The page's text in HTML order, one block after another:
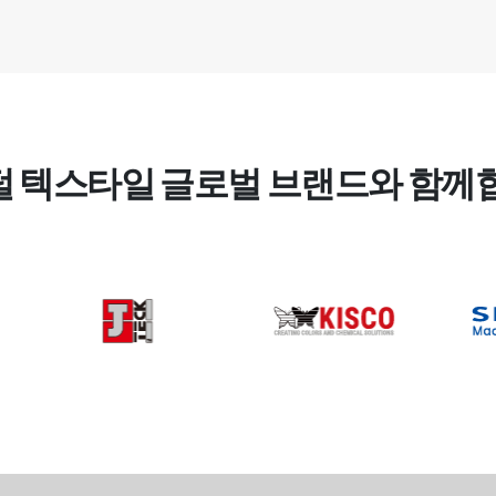
텍스타일 글로벌 브랜드와 함께